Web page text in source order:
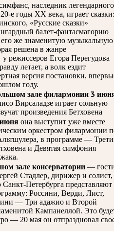
наследник легендарного
е годы ХХ века, играет сказки:
«Русские сказки»
балет-фантасмагорию
же знаменитую музыкальную
решена в жанре
режиссеров Егора Перегудова
летает, а волк ездит
версия постановки,
году.
зале филармонии 3
Вирсаладзе играет сольную
произведения Бетховена
она выступит уже вместе
оркестром филармонии
в программе —
и Девятая симфония
зале консерватории —
Стадлер, дирижер и солист,
Петербурга представляют
Россини, Верди, Лист,
— Три адажио и Второй
Кампанеллой. Это
— 20 мая он отпраздновал